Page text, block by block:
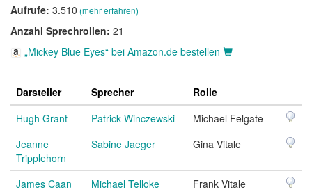
Aufrufe: 3.510 (mehr erfahren)
Anzahl Sprechrollen: 21
„Mickey Blue Eyes“ bei Amazon.de bestellen
Darsteller Sprecher
Rolle
Hugh Grant
Patrick Winczewski
Michael Felgate
Jeanne
Tripplehorn
Sabine Jaeger Gina Vitale
James Caan Michael Telloke
Frank Vitale